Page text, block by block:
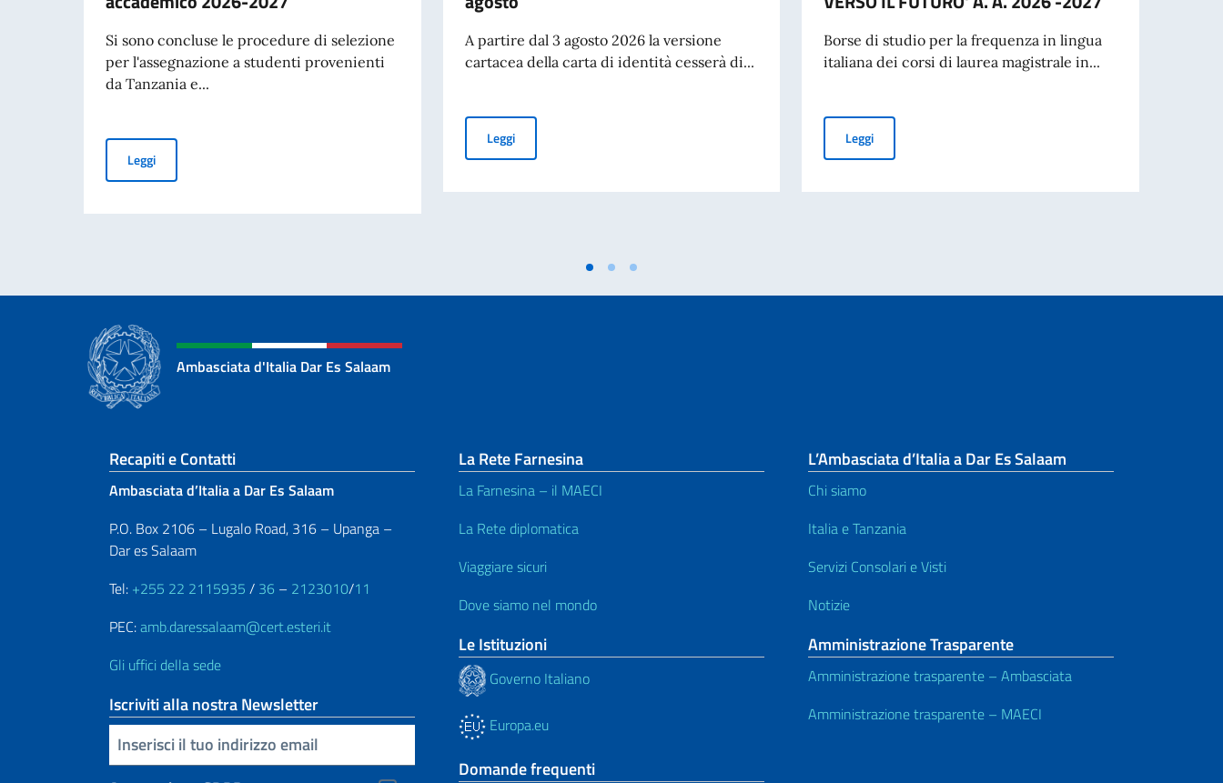
Si sono concluse le procedure di selezione
per l'assegnazione a studenti provenienti
da Tanzania e...
LeggiPubblicazione graduatoria Borsa di studio offerte dal MAECI per l'anno accademico 2026-2027
A partire dal 3 agosto 2026 la versione
cartacea della carta di identità cesserà di...
LeggiCessazione della validità della carta d’identità cartacea per l’espatrio dal 3 agosto
Borse di studio per la frequenza in lingua
italiana dei corsi di laurea magistrale in...
LeggiII EDIZIONE DEL PROGRAMMA DI BORSE DI STUDIO 'L'ITALIA
Ambasciata d'Italia Dar Es Salaam
Sezione footer
Recapiti e Contatti
Ambasciata d’Italia a Dar Es Salaam
P.O. Box 2106 – Lugalo Road, 316 – Upanga –
Dar es Salaam
Tel: +255 22 2115935 / 36 – 2123010/11
PEC:amb.daressalaam@cert.esteri.it
Gli uffici della sede
Iscriviti alla nostra Newsletter
Inserisci la tua email
La Rete Farnesina
La Farnesina – il MAECI
La Rete diplomatica
Viaggiare sicuri
Dove siamo nel mondo
Le Istituzioni
Governo Italiano
Europa.eu
Domande frequenti
L’Ambasciata d’Italia a Dar Es Salaam
Chi siamo
Italia e Tanzania
Servizi Consolari e Visti
Notizie
Amministrazione Trasparente
Amministrazione trasparente – Ambasciata
Amministrazione trasparente – MAECI